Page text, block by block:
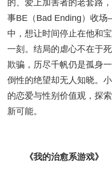
的、爱上加害者的老套路
事BE（Bad Ending）收
中，想让时间停止在他和
一刻。结局的虐心不在于
欺骗，历尽千帆仍是孤身
倒性的绝望却无人知晓。
的恋爱与性别价值观，探
新可能。
《我的治愈系游戏》